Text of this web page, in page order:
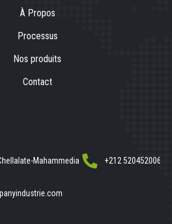
À Propos
Processus
Nos produits
Contact
Mahammedia +212 520452006